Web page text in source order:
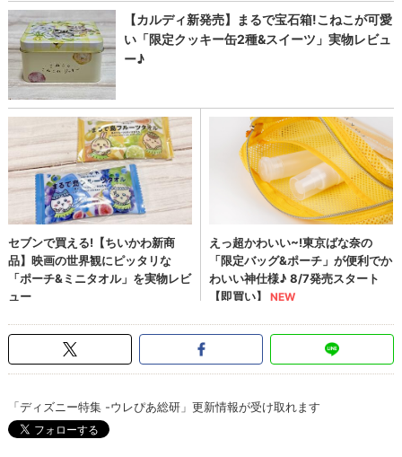
「ディズニー特集 -ウレぴあ総研」更新情報が受け取れます